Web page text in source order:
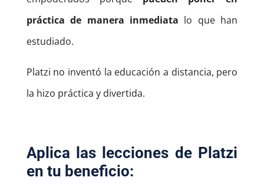
práctica de manera inmediata lo que han
estudiado.
Platzi no inventó la educación a distancia, pero
la hizo práctica y divertida.
Aplica las lecciones de Platzi
en tu beneficio: